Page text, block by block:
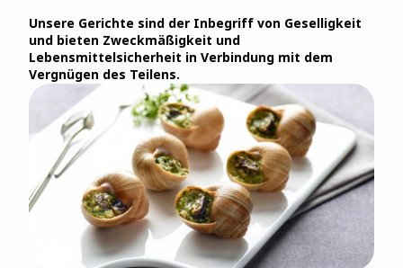
Unsere Gerichte sind der Inbegriff von Geselligkeit
und bieten Zweckmäßigkeit und
Lebensmittelsicherheit in Verbindung mit dem
Vergnügen des Teilens.